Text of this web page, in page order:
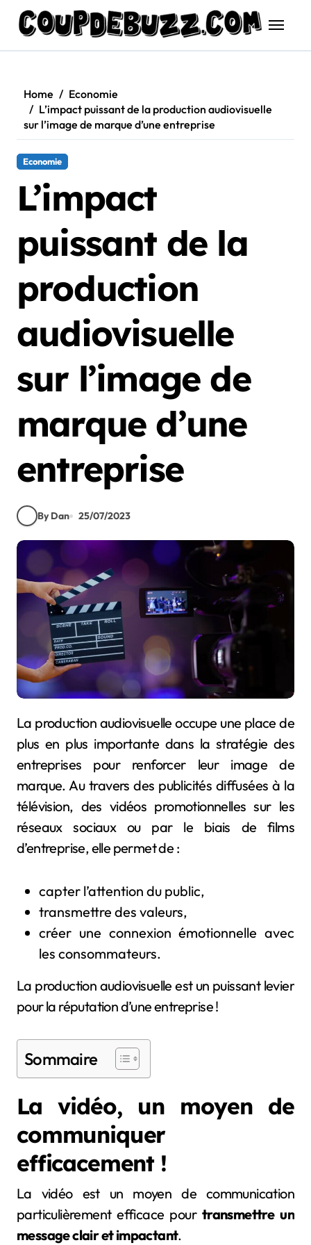
content
Home
Economie
L’impact puissant de la production audiovisuelle
sur l’image de marque d’une entreprise
Economie
L’impact
puissant de la
production
audiovisuelle
sur l’image de
marque d’une
entreprise
By Dan 25/07/2023
La production audiovisuelle occupe une place de
plus en plus importante dans la stratégie des
entreprises pour renforcer leur image de
marque. Au travers des publicités diffusées à la
télévision, des vidéos promotionnelles sur les
réseaux sociaux ou par le biais de films
d’entreprise, elle permet de :
capter l’attention du public,
transmettre des valeurs,
créer une connexion émotionnelle avec
les consommateurs.
La production audiovisuelle est un puissant levier
pour la réputation d’une entreprise !
Sommaire
La vidéo, un moyen de
communiquer
efficacement !
La vidéo est un moyen de communication
particulièrement efficace pour transmettre un
message clair et impactant.